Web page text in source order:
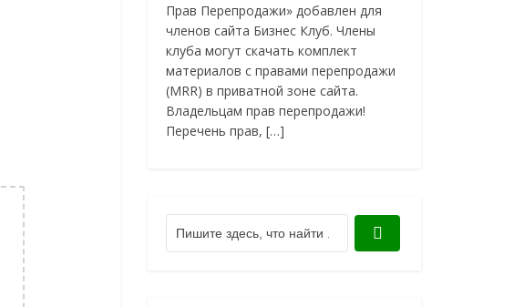
Прав Перепродажи» добавлен для
членов сайта Бизнес Клуб. Члены
клуба могут скачать комплект
материалов с правами перепродажи
(MRR) в приватной зоне сайта.
Владельцам прав перепродажи!
Перечень прав, […]